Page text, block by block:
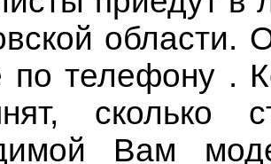
74-65;8 (925)